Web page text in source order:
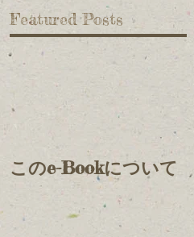
Featured Posts
このe-Bookについて